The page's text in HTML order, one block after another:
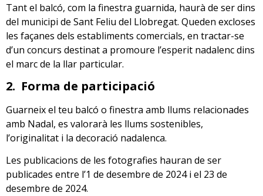
Tant el balcó, com la finestra guarnida, haurà de ser dins
del municipi de Sant Feliu del Llobregat. Queden excloses
les façanes dels establiments comercials, en tractar-se
d’un concurs destinat a promoure l’esperit nadalenc dins
el marc de la llar particular.
2. Forma de participació
Guarneix el teu balcó o finestra amb llums relacionades
amb Nadal, es valorarà les llums sostenibles,
l’originalitat i la decoració nadalenca.
Les publicacions de les fotografies hauran de ser
publicades entre l’1 de desembre de 2024 i el 23 de
desembre de 2024.